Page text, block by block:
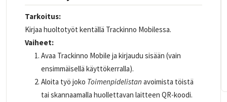
Tarkoitus:
Kirjaa huoltotyöt kentällä Trackinno Mobilessa.
Vaiheet:
Avaa Trackinno Mobile ja kirjaudu sisään (vain
ensimmäisellä käyttökerralla).
Aloita työ joko Toimenpidelistan avoimista töistä
tai skannaamalla huollettavan laitteen QR-koodi.